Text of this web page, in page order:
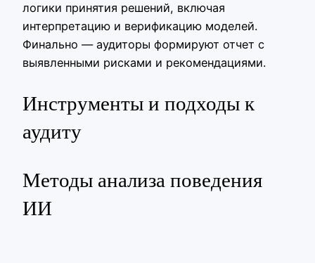
логики принятия решений, включая
интерпретацию и верификацию моделей.
Финально — аудиторы формируют отчет с
выявленными рисками и рекомендациями.
Инструменты и подходы к
аудиту
Методы анализа поведения
ИИ